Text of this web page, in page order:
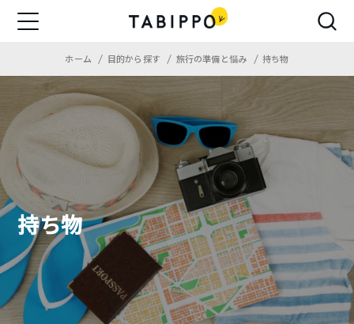
ホーム 目的から探す 旅行の準備と悩み 持ち物
持ち物